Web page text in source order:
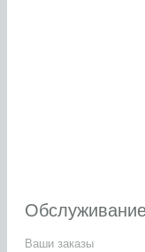
Ваши заказы